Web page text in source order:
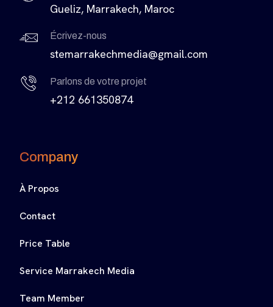
Gueliz, Marrakech, Maroc
Écrivez-nous
stemarrakechmedia@gmail.com
Parlons de votre projet
+212 661350874
Company
À Propos
Contact
Price Table
Service Marrakech Media
Team Member